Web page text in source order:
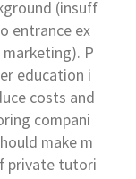
(insuff
entrance ex
P
education i
costs and
compani
make m
private tutori